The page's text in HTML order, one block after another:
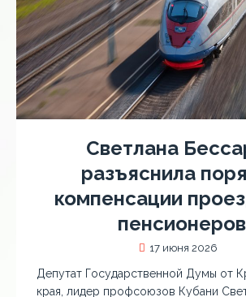
Светлана
разъяснила
компенсации
пенсионеров
17 июня 2026
Депутат Государственной Думы от
края, лидер профсоюзов Кубани